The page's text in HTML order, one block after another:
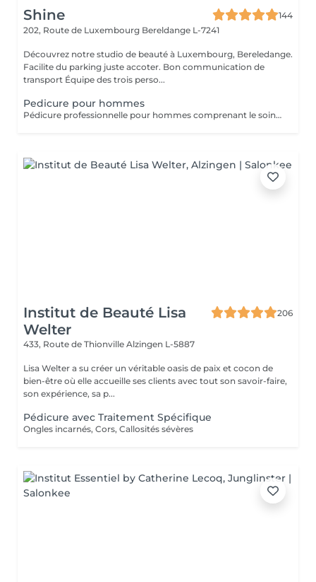
Shine
144
202, Route de Luxembourg Bereldange L-7241
Découvrez notre studio de beauté à Luxembourg, Bereledange.
Facilite du parking juste accoter. Bon communication de
transport Équipe des trois perso...
Pedicure pour hommes
Pédicure professionnelle pour hommes comprenant le soin des ongles, le traitement des cuticules, l'élimination des callosités et l'hydratation des pieds. Idéal pour des pieds propres, soignés et confortables.
Institut de Beauté Lisa
Welter
206
433, Route de Thionville Alzingen L-5887
Lisa Welter a su créer un véritable oasis de paix et cocon de
bien-être où elle accueille ses clients avec tout son savoir-faire,
son expérience, sa p...
Pédicure avec Traitement Spécifique
Ongles incarnés, Cors, Callosités sévères